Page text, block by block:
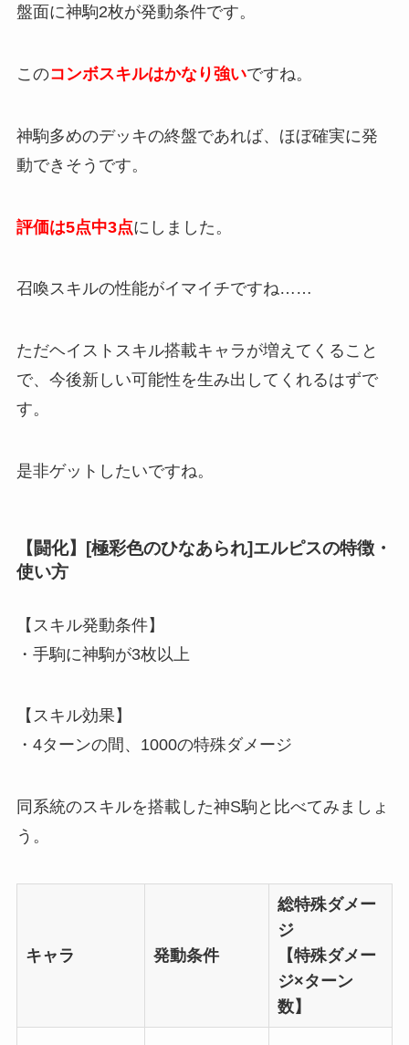
盤面に神駒2枚が発動条件です。
このコンボスキルはかなり強いですね。
神駒多めのデッキの終盤であれば、ほぼ確実に発
動できそうです。
評価は5点中3点にしました。
召喚スキルの性能がイマイチですね……
ただヘイストスキル搭載キャラが増えてくること
で、今後新しい可能性を生み出してくれるはずで
す。
是非ゲットしたいですね。
【闘化】[極彩色のひなあられ]エルピスの特徴・
使い方
【スキル発動条件】
・ 手駒に神駒が3枚以上
【スキル効果】
・4ターンの間、1000の特殊ダメージ
同系統のスキルを搭載した神S駒と比べてみましょ
う。
キャラ 発動条件
総特殊ダメー
ジ
【特殊ダメー
ジ×ターン
数】